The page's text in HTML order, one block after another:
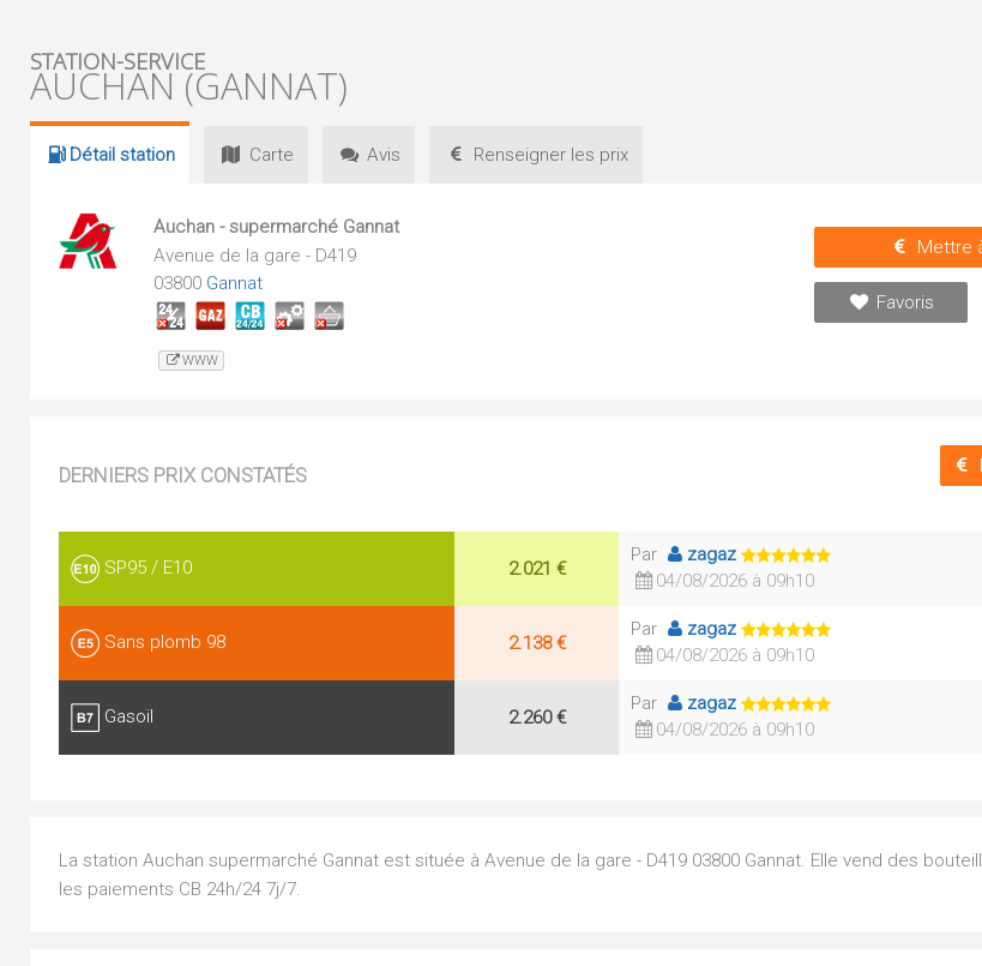
STATION-SERVICE
AUCHAN (GANNAT)
Détail station Carte Avis Renseigner les prix
Auchan - supermarché Gannat
Avenue de la gare - D419
03800 Gannat
WWW
Mettre
Favoris
DERNIERS PRIX CONSTATÉS
SP95 / E10 2.021 €
Par
zagaz
04/08/2026 à 09h10
Sans plomb 98 2.138 €
Par
zagaz
04/08/2026 à 09h10
Gasoil 2.260 €
Par
zagaz
04/08/2026 à 09h10
La station Auchan supermarché Gannat est située à Avenue de la gare - D419 03800 Gannat. Elle vend des
les paiements CB 24h/24 7j/7.